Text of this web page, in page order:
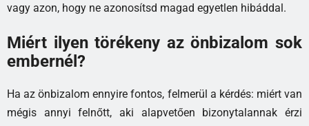
vagy azon, hogy ne azonosítsd magad egyetlen hibáddal.
Miért ilyen törékeny az önbizalom sok
embernél?
Ha az önbizalom ennyire fontos, felmerül a kérdés: miért van
mégis annyi felnőtt, aki alapvetően bizonytalannak érzi